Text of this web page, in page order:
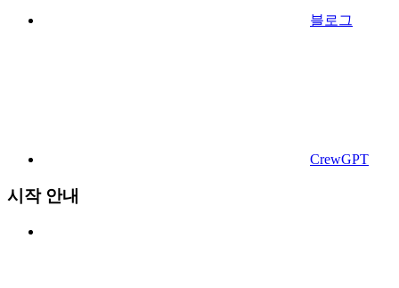
블로그
CrewGPT
시작 안내